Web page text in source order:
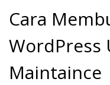
Cara
WordPress
Maintaince